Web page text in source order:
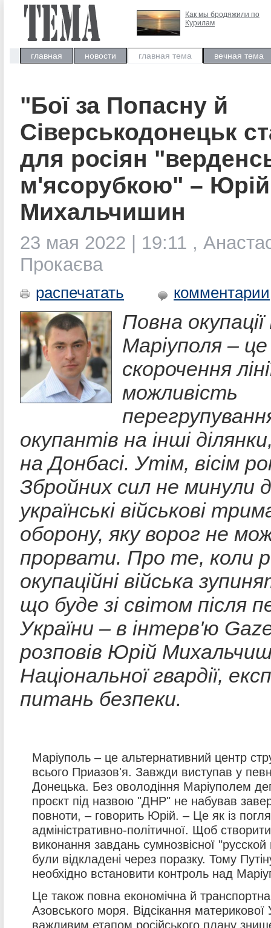
Как мы бродяжили по
Курилам
главная новости главная тема вечная тема
"Бої за Попасну й
Сіверськодонецьк
для росіян
м'ясорубкою" – Юрій
Михальчишин
23 мая 2022 | 19:11 ,
Прокаєва
распечатать комментарии
Повна
Маріуполя – це
скорочення
можливість
окупантів на інші
на Донбасі. Утім, вісім
Збройних сил не минули
українські військові
оборону, яку ворог не
прорвати. Про те, коли
окупаційні війська
що буде зі світом після
України – в інтерв'ю
розповів Юрій
Національної гвардії,
питань безпеки.
Маріуполь – це альтернативний центр
всього Приазов'я. Завжди виступав у
Донецька. Без оволодіння Маріуполем
проєкт під назвою "ДНР" не набував
повноти, – говорить Юрій. – Це як із
адміністративно-політичної. Щоб
виконання завдань сумнозвісної
були відкладені через поразку. Тому
необхідно встановити контроль над
Це також повна економічна й
Азовського моря. Відсікання материкової
важливим етапом російського плану